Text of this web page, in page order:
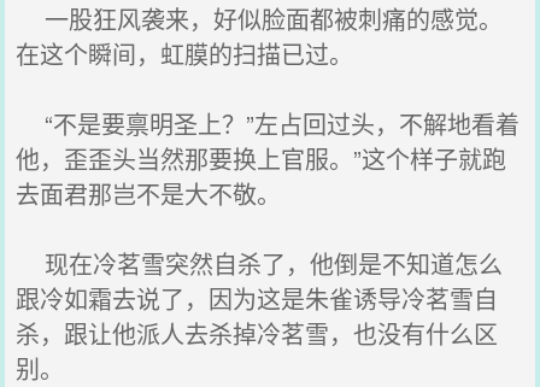
一股狂风袭来，好似脸面都被刺痛的感觉。
在这个瞬间，虹膜的扫描已过。
“不是要禀明圣上？”左占回过头，不解地看着
他，歪歪头当然那要换上官服。”这个样子就跑
去面君那岂不是大不敬。
现在冷茗雪突然自杀了，他倒是不知道怎么
跟冷如霜去说了，因为这是朱雀诱导冷茗雪自
杀，跟让他派人去杀掉冷茗雪，也没有什么区
别。